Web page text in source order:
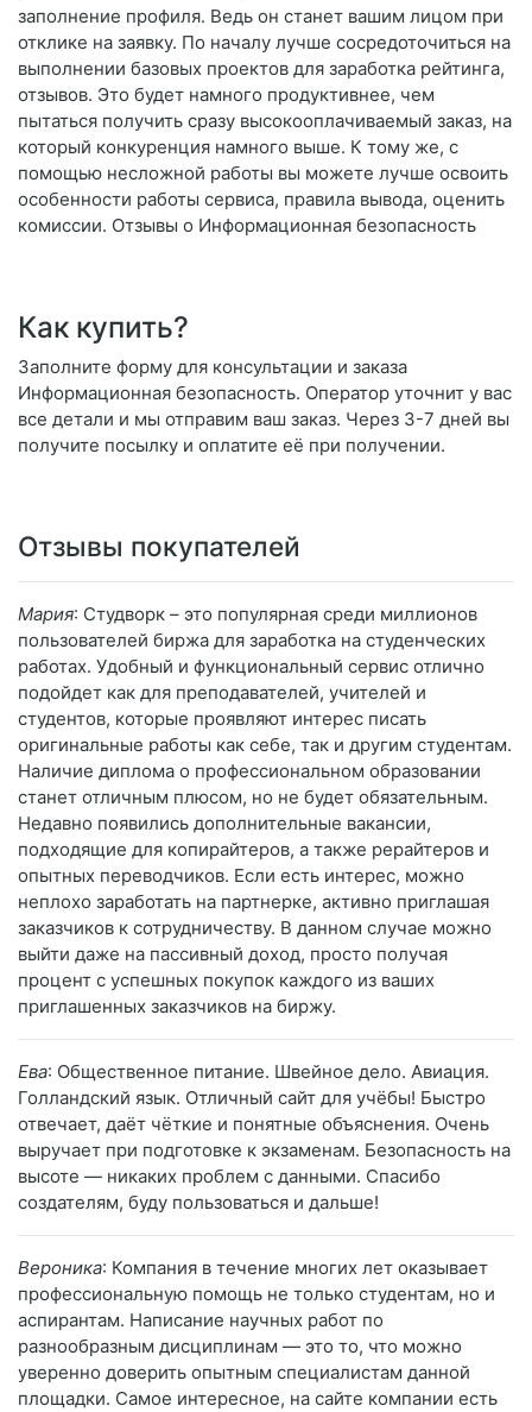
заполнение профиля. Ведь он станет вашим лицом при
отклике на заявку. По началу лучше сосредоточиться на
выполнении базовых проектов для заработка рейтинга,
отзывов. Это будет намного продуктивнее, чем
пытаться получить сразу высокооплачиваемый заказ, на
который конкуренция намного выше. К тому же, с
помощью несложной работы вы можете лучше освоить
особенности работы сервиса, правила вывода, оценить
комиссии. Отзывы о Информационная безопасность
Как купить?
Заполните форму для консультации и заказа
Информационная безопасность. Оператор уточнит у вас
все детали и мы отправим ваш заказ. Через 3-7 дней вы
получите посылку и оплатите её при получении.
Отзывы покупателей
Мария: Студворк – это популярная среди миллионов
пользователей биржа для заработка на студенческих
работах. Удобный и функциональный сервис отлично
подойдет как для преподавателей, учителей и
студентов, которые проявляют интерес писать
оригинальные работы как себе, так и другим студентам.
Наличие диплома о профессиональном образовании
станет отличным плюсом, но не будет обязательным.
Недавно появились дополнительные вакансии,
подходящие для копирайтеров, а также рерайтеров и
опытных переводчиков. Если есть интерес, можно
неплохо заработать на партнерке, активно приглашая
заказчиков к сотрудничеству. В данном случае можно
выйти даже на пассивный доход, просто получая
процент с успешных покупок каждого из ваших
приглашенных заказчиков на биржу.
Ева: Общественное питание. Швейное дело. Авиация.
Голландский язык. Отличный сайт для учёбы! Быстро
отвечает, даёт чёткие и понятные объяснения. Очень
выручает при подготовке к экзаменам. Безопасность на
высоте — никаких проблем с данными. Спасибо
создателям, буду пользоваться и дальше!
Вероника: Компания в течение многих лет оказывает
профессиональную помощь не только студентам, но и
аспирантам. Написание научных работ по
разнообразным дисциплинам — это то, что можно
уверенно доверить опытным специалистам данной
площадки. Самое интересное, на сайте компании есть